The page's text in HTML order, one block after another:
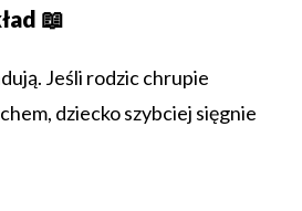
📖
Jeśli rodzic chrupie
dziecko szybciej sięgnie